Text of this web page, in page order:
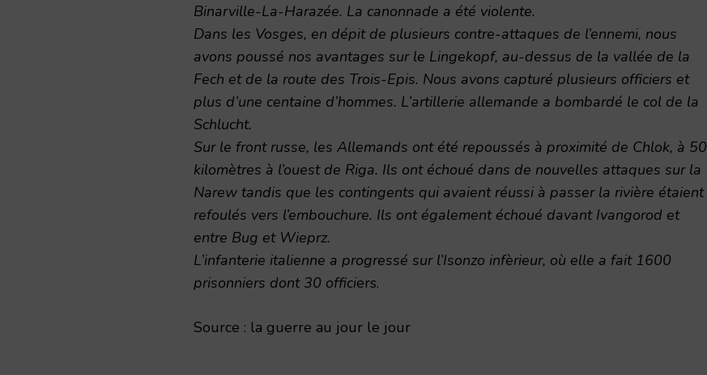
Binarville-La-Harazée. La canonnade a été violente.
Dans les Vosges, en dépit de plusieurs contre-attaques de l’ennemi, nous
avons poussé nos avantages sur le Lingekopf, au-dessus de la vallée de la
Fech et de la route des Trois-Epis. Nous avons capturé plusieurs officiers et
plus d’une centaine d’hommes. L’artillerie allemande a bombardé le col de la
Schlucht.
Sur le front russe, les Allemands ont été repoussés à proximité de Chlok, à 50
kilomètres à l’ouest de Riga. Ils ont échoué dans de nouvelles attaques sur la
Narew tandis que les contingents qui avaient réussi à passer la rivière étaient
refoulés vers l’embouchure. Ils ont également échoué davant Ivangorod et
entre Bug et Wieprz.
L’infanterie italienne a progressé sur l’Isonzo infèrieur, où elle a fait 1600
prisonniers dont 30 officiers.
Source : la guerre au jour le jour